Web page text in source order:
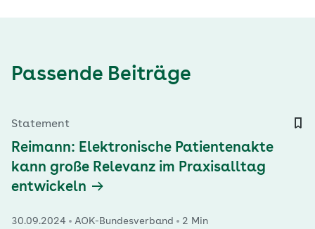
Passende Beiträge
Statement
Reimann: Elektronische Patientenakte
kann große Relevanz im Praxisalltag
entwickeln
30.09.2024 AOK-Bundesverband 2 Min